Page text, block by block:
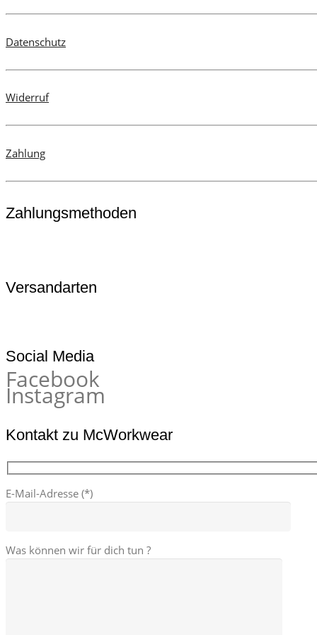
Datenschutz
Widerruf
Zahlung
Zahlungsmethoden
Versandarten
Social Media
Facebook
Instagram
Kontakt zu McWorkwear
E-Mail-Adresse (*)
Was können wir für dich tun ?